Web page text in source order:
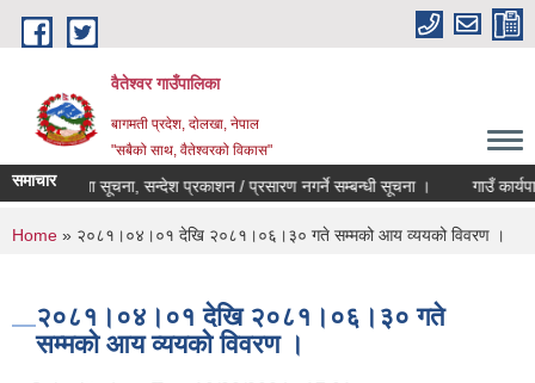
Skip to main content
वैतेश्वर गाउँपालिका
बागमती प्रदेश, दाेलखा, नेपाल
"सबैको साथ, वैतेश्वरको विकास"
समाचारविना सूचना, सन्देश प्रकाशन / प्रसारण नगर्ने सम्बन्धी सूचना । गाउँ
You are here
Home » २०८१।०४।०१ देखि २०८१।०६।३० गते सम्मको आय व्ययको विवरण ।
२०८१।०४।०१ देखि २०८१।०६।३० गते
सम्मको आय व्ययको विवरण ।